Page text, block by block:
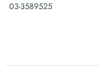
03-3589525